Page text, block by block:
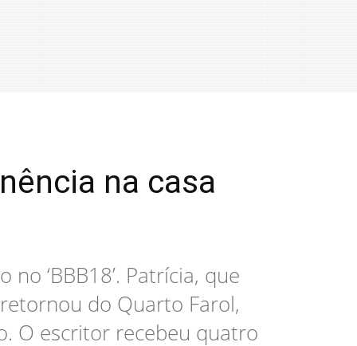
na casa
‘BBB18’. Patrícia, que
do Quarto Farol,
O escritor recebeu quatro